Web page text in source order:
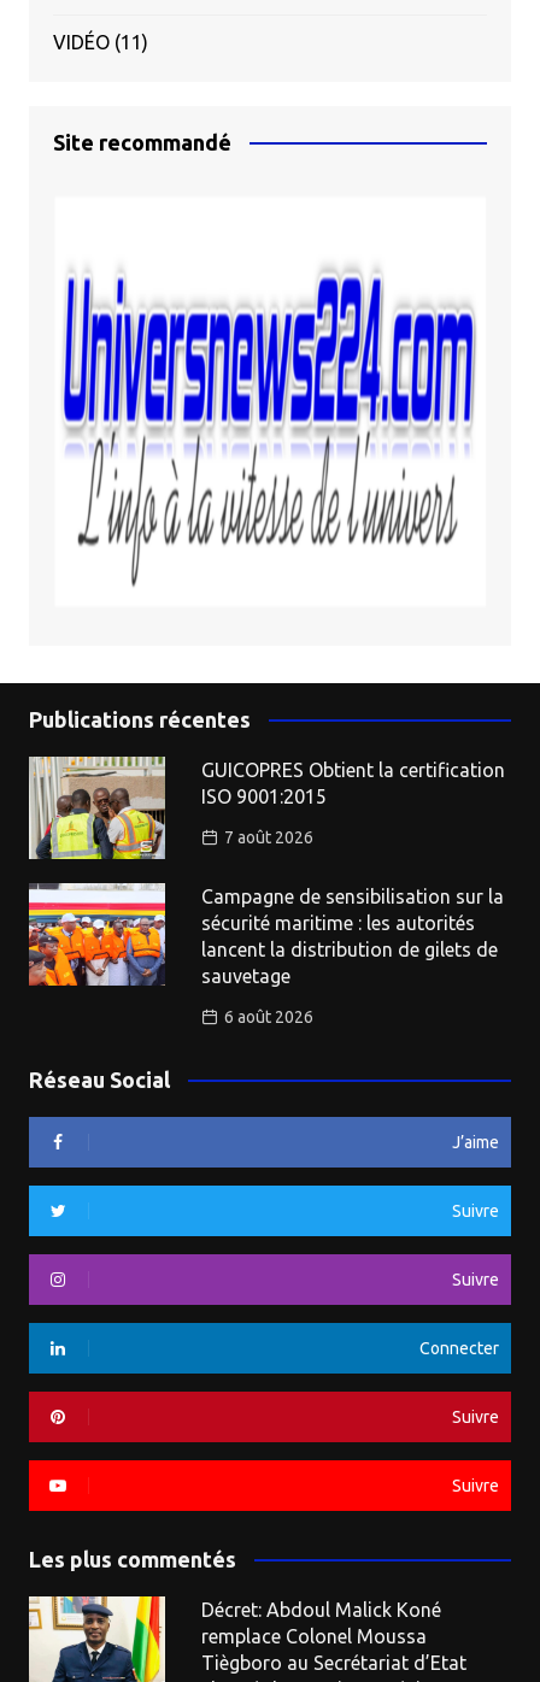
VIDÉO(11)
Site recommandé
Publications récentes
GUICOPRES Obtient la certification
ISO 9001:2015
7 août 2026
Campagne de sensibilisation sur la
sécurité maritime : les autorités
lancent la distribution de gilets de
sauvetage
6 août 2026
Réseau Social
J’aime
Suivre
Suivre
Connecter
Suivre
Suivre
Les plus commentés
Décret: Abdoul Malick Koné
remplace Colonel Moussa
Tiègboro au Secrétariat d’Etat